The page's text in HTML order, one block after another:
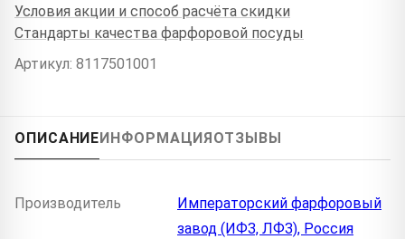
Условия акции и способ расчёта скидки
Стандарты качества фарфоровой посуды
Артикул: 8117501001
ОПИСАНИЕИНФОРМАЦИЯОТЗЫВЫ
Производитель
Императорский фарфоровый
завод (ИФЗ, ЛФЗ), Россия